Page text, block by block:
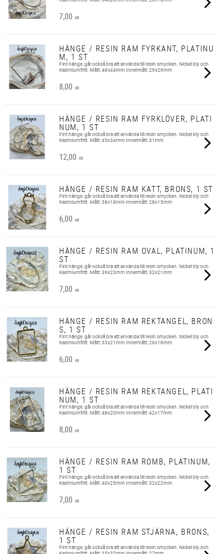
7,00 KR
HÄNGE / RESIN RAM FYRKANT, PLATINU
M, 1 ST
Fint hänge, går också bra att använda till resin smycken. Nickel bly och
Kadmiumfritt. Mått: 48x44mm Innermått: 29x29mm
8,00 KR
HÄNGE / RESIN RAM FYRKLÖVER, PLATI
NUM, 1 ST
Fint hänge, går också bra att använda till resin smycken. Nickel bly och
Kadmiumfritt. Mått: 45x34mm Innermått: 31mm
12,00 KR
HÄNGE / RESIN RAM KATT, BRONS, 1 ST
Fint hänge, går också bra att använda till resin smycken. Nickel bly och
Kadmiumfritt. Mått: 38x18mm Innermått: 28x15mm
6,00 KR
HÄNGE / RESIN RAM OVAL, PLATINUM, 1
ST
Fint hänge, går också bra att använda till resin smycken. Nickel bly och
Kadmiumfritt. Mått: 39x23mm Innermått: 32x21mm
7,00 KR
HÄNGE / RESIN RAM REKTANGEL, BRON
S, 1 ST
Fint hänge, går också bra att använda till resin smycken. Nickel bly och
Kadmiumfritt. Mått: 33x21mm Innermått: 26x18mm
6,00 KR
HÄNGE / RESIN RAM REKTANGEL, PLATI
NUM, 1 ST
Fint hänge, går också bra att använda till resin smycken. Nickel bly och
Kadmiumfritt. Mått: 48x20mm Innermått: 42x17mm
8,00 KR
HÄNGE / RESIN RAM ROMB, PLATINUM,
1 ST
Fint hänge, går också bra att använda till resin smycken. Nickel bly och
Kadmiumfritt. Mått: 40x25mm Innermått: 32x22mm
7,00 KR
HÄNGE / RESIN RAM STJÄRNA, BRONS,
1 ST
Fint hänge, går också bra att använda till resin smycken. Nickel bly och